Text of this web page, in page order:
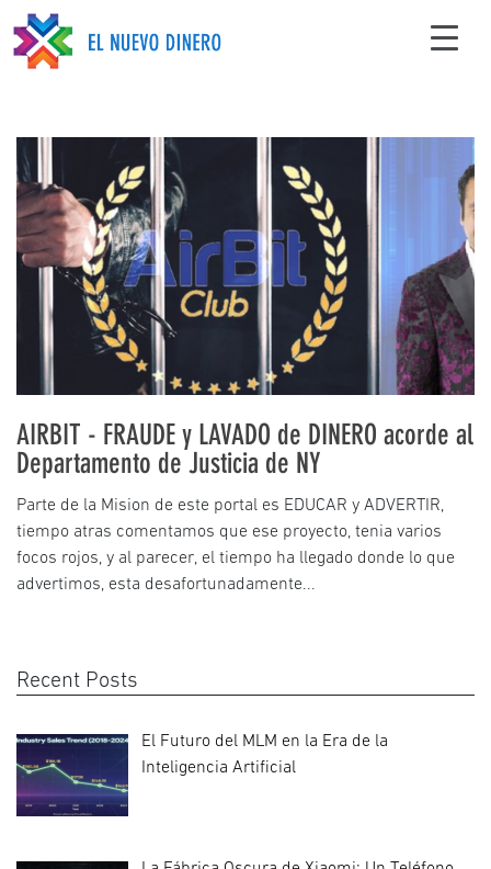
AIRBIT - FRAUDE y LAVADO de DINERO acorde al
Departamento de Justicia de NY
Parte de la Mision de este portal es EDUCAR y ADVERTIR,
tiempo atras comentamos que ese proyecto, tenia varios
focos rojos, y al parecer, el tiempo ha llegado donde lo que
advertimos, esta desafortunadamente...
Recent Posts
El Futuro del MLM en la Era de la
Inteligencia Artificial